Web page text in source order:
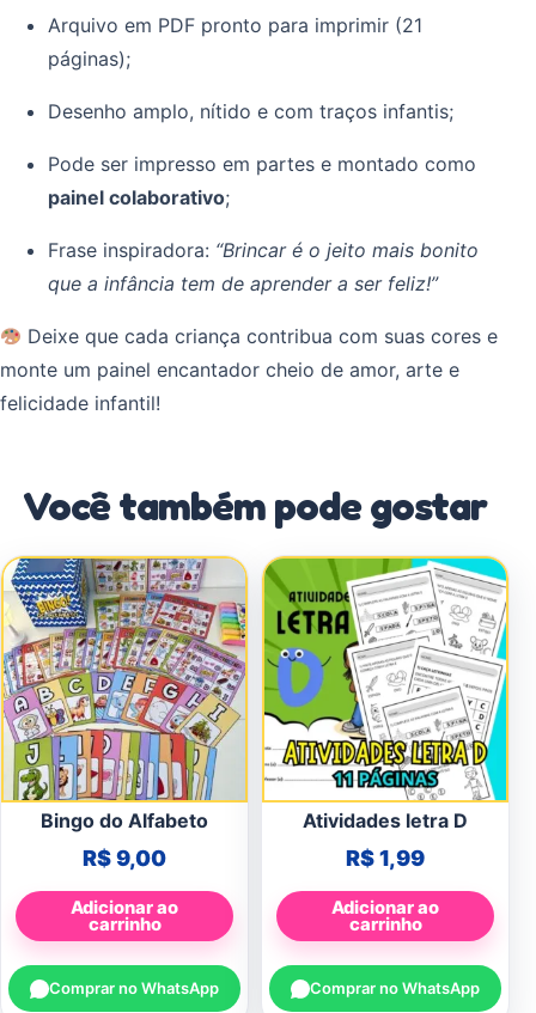
Arquivo em PDF pronto para imprimir (21
páginas);
Desenho amplo, nítido e com traços infantis;
Pode ser impresso em partes e montado como
painel colaborativo;
Frase inspiradora: “Brincar é o jeito mais bonito
que a infância tem de aprender a ser feliz!”
Deixe que cada criança contribua com suas cores e
monte um painel encantador cheio de amor, arte e
felicidade infantil!
Você também pode gostar
Bingo do Alfabeto
R$9,00
Adicionar ao
carrinho
Comprar no WhatsApp
Atividades letra D
R$1,99
Adicionar ao
carrinho
Comprar no WhatsApp